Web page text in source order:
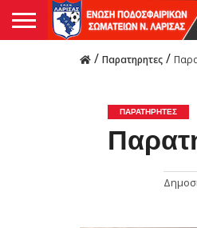
/ Παρατηρητες /
ΠΑΡΑΤΗΡΗΤΕΣ